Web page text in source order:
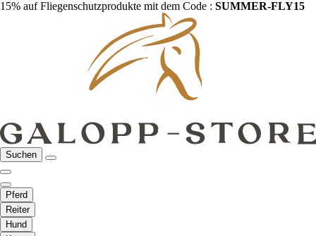
15% auf Fliegenschutzprodukte mit dem Code : SUMMER-FLY15
Suchen
Pferd
Reiter
Hund